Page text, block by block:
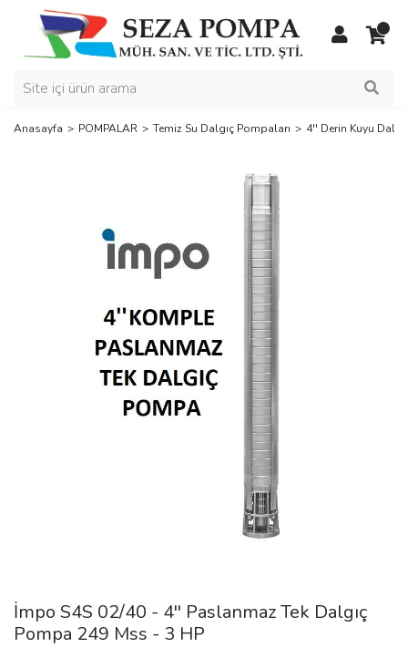
Anasayfa POMPALAR Temiz Su Dalgıç Pompaları 4'' Derin Kuyu
İmpo S4S 02/40 - 4'' Paslanmaz Tek Dalgıç
Pompa 249 Mss - 3 HP